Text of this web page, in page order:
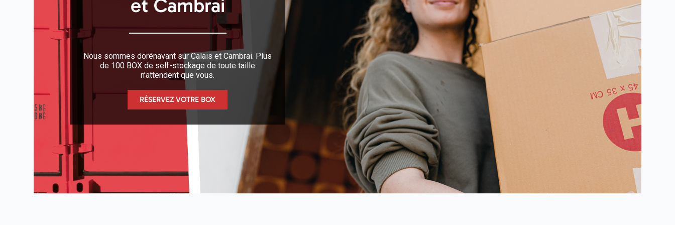
et Cambrai
Nous sommes dorénavant sur Calais et Cambrai. Plus
de 100 BOX de self-stockage de toute taille
n’attendent que vous.
RÉSERVEZ VOTRE BOX